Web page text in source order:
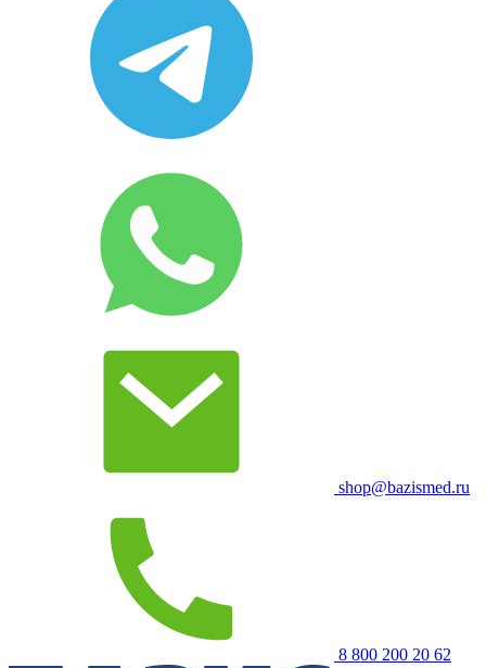
shop@bazismed.ru
8 800 200 20 62